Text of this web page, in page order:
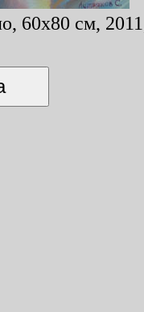
60x80 см,